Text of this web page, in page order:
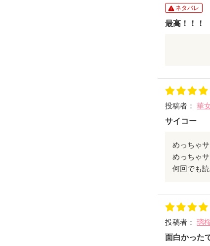
ネタバレ
最高！！！
でも青か
ので、そ
俺はアン
今後の活
心から応
投稿者：華
サイコー
めっちゃ
めっちゃ
何回でも
投稿者：璃
面白かった